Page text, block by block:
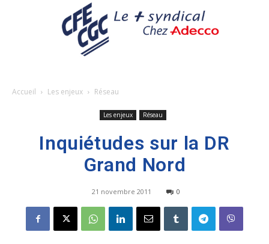
Accueil Les enjeux Réseau
Les enjeux Réseau
Inquiétudes sur la DR
Grand Nord
21 novembre 2011 0